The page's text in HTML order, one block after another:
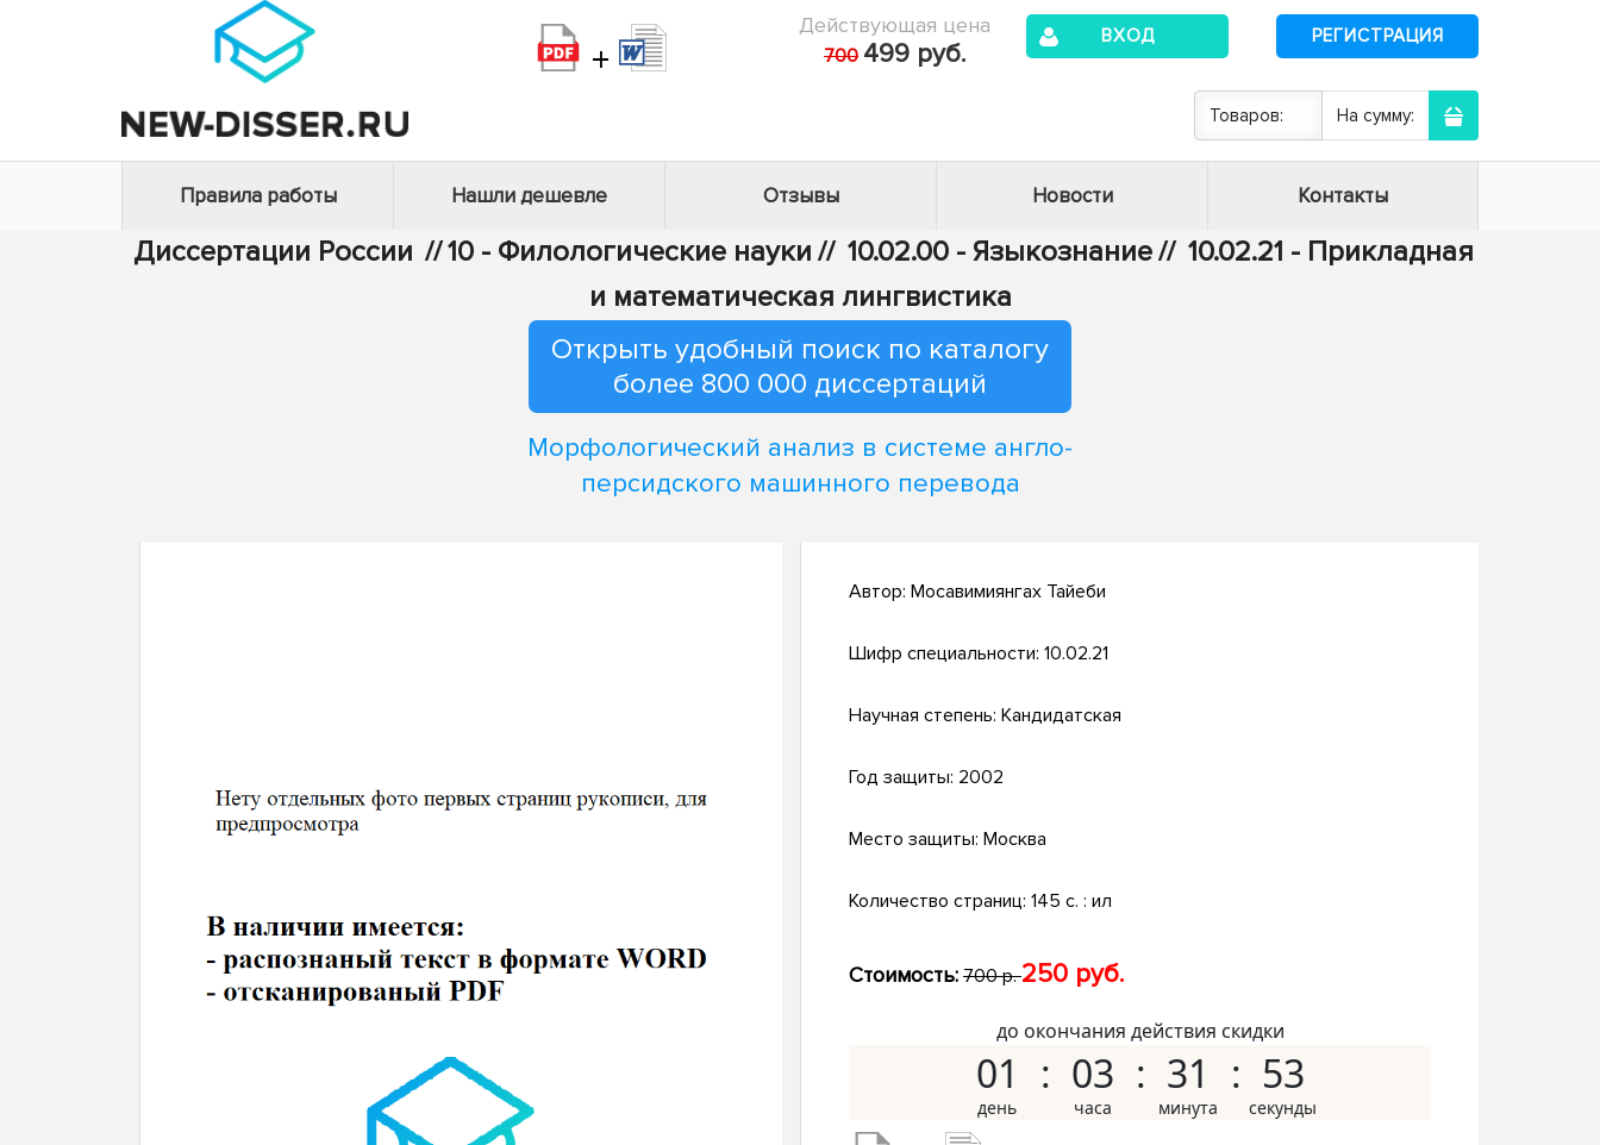
+
Действующая цена
700 499 руб.
ВХОД РЕГИСТРАЦИЯ
Товаров: На сумму:
Правила работы Нашли дешевле Отзывы Новости Контакты
Диссертации России //10 - Филологические науки // 10.02.00 - Языкознание// 10.02.21 - Прикладная
и математическая лингвистика
Открыть удобный поиск по каталогу
более 800 000 диссертаций
Морфологический анализ в системе англо-
персидского машинного перевода
Автор: Мосавимиянгах Тайеби
Шифр специальности: 10.02.21
Научная степень: Кандидатская
Год защиты: 2002
Место защиты: Москва
Количество страниц: 145 с. : ил
Стоимость: 700 р.250 руб.
до окончания действия скидки
01 03 31 52